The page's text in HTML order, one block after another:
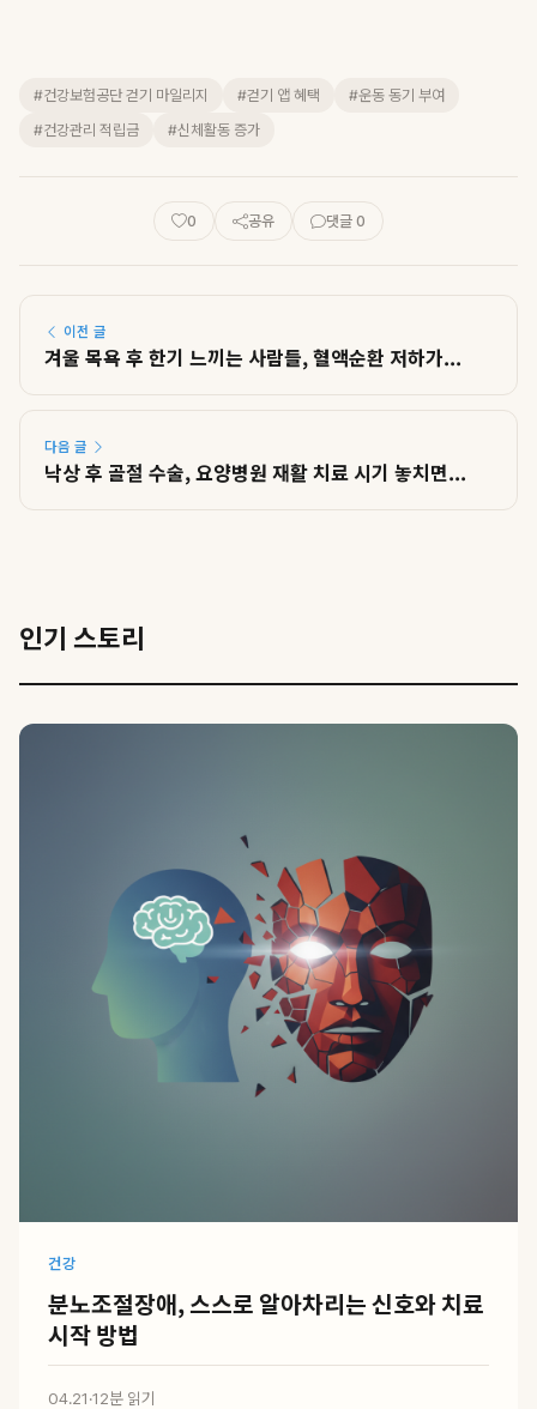
#건강보험공단 걷기 마일리지 #걷기 앱 혜택
#운동 동기 부여
#건강관리 적립금
#신체활동 증가
0 공유 댓글 0
이전 글
겨울 목욕 후 한기 느끼는 사람들, 혈액순환 저하가...
다음 글
낙상 후 골절 수술, 요양병원 재활 치료 시기 놓치면...
인기 스토리
건강
분노조절장애, 스스로 알아차리는 신호와 치료
시작 방법
04.21·12분 읽기